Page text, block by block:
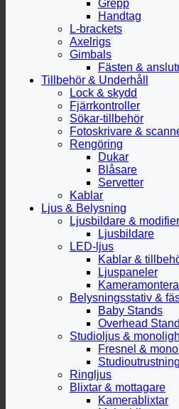
Grepp
Handtag
L-brackets
Axelrigs
Gimbals
Fästen &
Tillbehör & Underhåll
Lock & skydd
Fjärrkontroller
Sökar-tillbehör
Fotoskrivare &
Rengöring
Dukar
Blåsare
Servetter
Kablar
Ljus & Belysning
Ljusbildare &
Ljusbildare
LED-ljus
Kablar &
Ljuspaneler
Belysningsstativ &
Baby Stands
Overhead
Studioljus &
Fresnel &
Studioutrustning
Ringljus
Blixtar & mottagare
Kamerablixtar